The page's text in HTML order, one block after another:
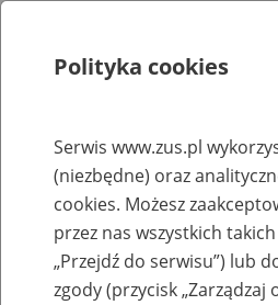
Rejestry, ewidencje i archiwa
Baza
przekształconych
Polityka cookies
Serwis www.zus.pl
(niezbędne) oraz
cookies. Możesz
przez nas wszystkich
„Przejdź do serwisu”) lub
zgody (przycisk „Zarządzaj